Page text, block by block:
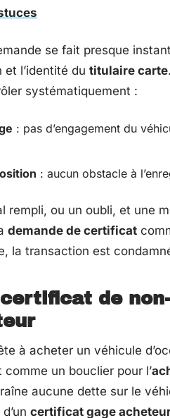
se fait presque
et l’identité du titulaire carte
systématiquement :
: pas d’engagement du
: aucun obstacle à
rempli, ou un oubli, et une
demande de certificat
la transaction est
de
à acheter un véhicule
comme un bouclier pour l’
aucune dette sur le
certificat gage